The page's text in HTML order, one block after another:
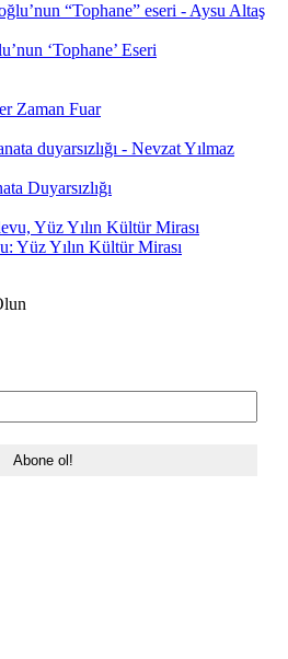
‘Tophane’ Eseri
Zaman Fuar
Duyarsızlığı
Yüz Yılın Kültür Mirası